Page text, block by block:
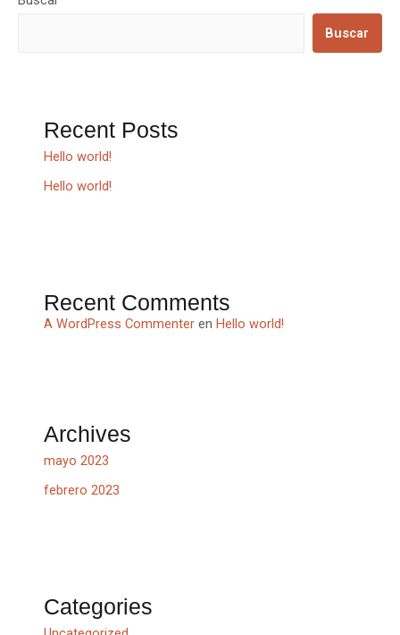
Buscar
Recent Posts
Hello world!
Hello world!
Recent Comments
A WordPress Commenter enHello world!
Archives
mayo 2023
febrero 2023
Categories